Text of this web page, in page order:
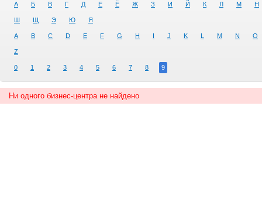
А Б В Г Д Е Ё Ж З И Й К Л М Н
Ш Щ Э Ю Я
A B C D E F G H I J K L M N O
Z
0 1 2 3 4 5 6 7 8 9
Ни одного бизнес-центра не найдено